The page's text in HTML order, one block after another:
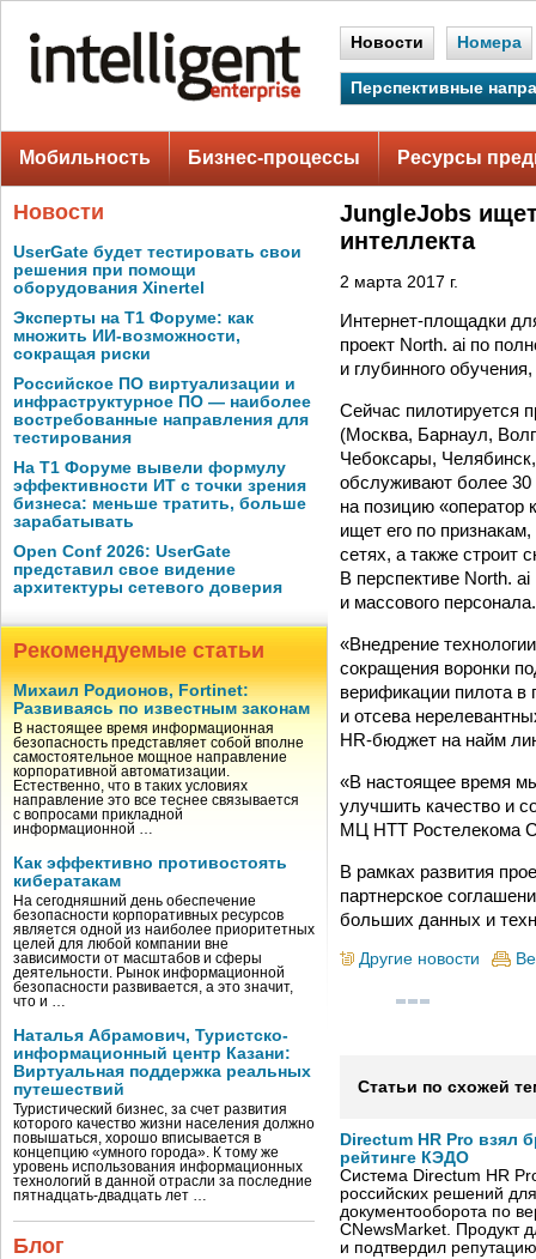
Новости Номера
Перспективные
Мобильность Бизнес-процессы Ресурсы
Новости
UserGate будет тестировать свои
решения при помощи
оборудования Xinertel
Эксперты на Т1 Форуме: как
множить ИИ-возможности,
сокращая риски
Российское ПО виртуализации и
инфраструктурное ПО — наиболее
востребованные направления для
тестирования
На Т1 Форуме вывели формулу
эффективности ИТ с точки зрения
бизнеса: меньше тратить, больше
зарабатывать
Open Conf 2026: UserGate
представил свое видение
архитектуры сетевого доверия
Рекомендуемые статьи
Михаил Родионов, Fortinet:
Развиваясь по известным законам
В настоящее время информационная
безопасность представляет собой вполне
самостоятельное мощное направление
корпоративной автоматизации.
Естественно, что в таких условиях
направление это все теснее связывается
с вопросами прикладной
информационной …
Как эффективно противостоять
кибератакам
На сегодняшний день обеспечение
безопасности корпоративных ресурсов
является одной из наиболее приоритетных
целей для любой компании вне
зависимости от масштабов и сферы
деятельности. Рынок информационной
безопасности развивается, а это значит,
что и …
Наталья Абрамович, Туристско-
информационный центр Казани:
Виртуальная поддержка реальных
путешествий
Туристический бизнес, за счет развития
которого качество жизни населения должно
повышаться, хорошо вписывается в
концепцию «умного города». К тому же
уровень использования информационных
технологий в данной отрасли за последние
пятнадцать-двадцать лет …
Блог
JungleJobs
интеллекта
2 марта 2017 г.
Интернет-площадки
проект North. ai по
и глубинного
Сейчас пилотируется
(Москва, Барнаул,
Чебоксары,
обслуживают более 30
на позицию «оператор
ищет его по
сетях, а также строит
В перспективе North.
и массового персонала.
«Внедрение
сокращения воронки
верификации пилота в
и отсева
HR-бюджет на найм
«В настоящее время
улучшить качество и
МЦ НТТ Ростелекома
В рамках развития
партнерское
больших данных и
Другие новости
Статьи по схожей
Directum HR Pro взял
рейтинге КЭДО
Система Directum HR
российских решений
документооборота по
CNewsMarket. Продукт
и подтвердил